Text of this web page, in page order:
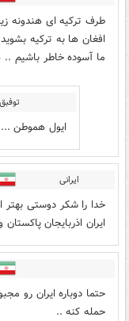
طرف ترکیه ای هندونه
افغان ها به ترکیه
ما آسوده خاطر باشیم ..
توفبق
ایول هموطن
ایرانی
خدا را شکر دوستی
ایران اذربایجان
حتما دوباره ایران رو
حمله کنه ..